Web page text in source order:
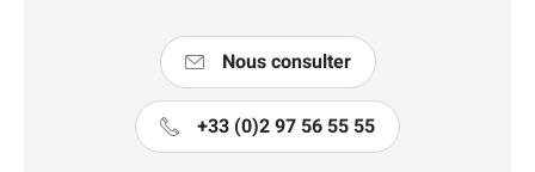
Nous consulter
+33 (0)2 97 56 55 55